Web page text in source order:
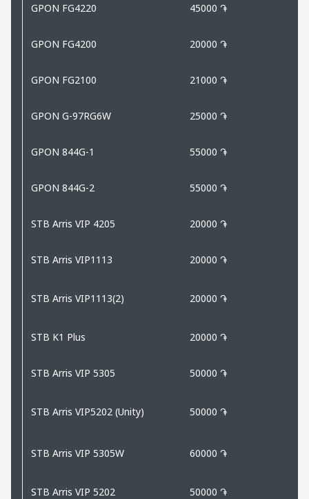
GPON FG4220 45000 ֏
GPON FG4200 20000 ֏
GPON FG2100 21000 ֏
GPON G-97RG6W 25000 ֏
GPON 844G-1 55000 ֏
GPON 844G-2 55000 ֏
STB Arris VIP 4205 20000 ֏
STB Arris VIP1113 20000 ֏
STB Arris VIP1113(2) 20000 ֏
STB K1 Plus 20000 ֏
STB Arris VIP 5305 50000 ֏
STB Arris VIP5202 (Unity) 50000 ֏
STB Arris VIP 5305W 60000 ֏
STB Arris VIP 5202 50000 ֏